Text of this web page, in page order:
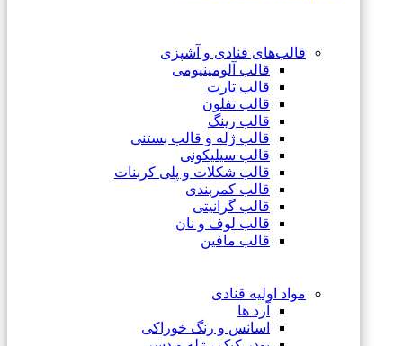
قالب‌های قنادی و آشپزی
قالب آلومینیومی
قالب تارت
قالب تفلون
قالب رینگ
قالب ژله و قالب بستنی
قالب سیلیکونی
قالب شکلات و پلی کربنات
قالب کمربندی
قالب گرانیتی
قالب لوف و نان
قالب مافین
مواد اولیه قنادی
آرد ها
اسانس و رنگ خوراکی